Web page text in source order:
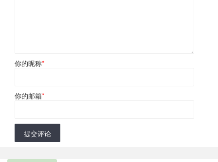
你的昵称*
你的邮箱*
提交评论